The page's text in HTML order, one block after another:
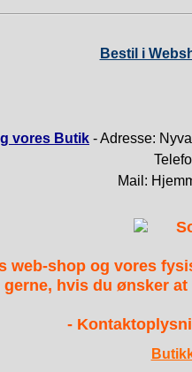
Bestil i
vores Butik - Adresse:
Mail:
web-shop og vores
gerne, hvis du ønsker
-